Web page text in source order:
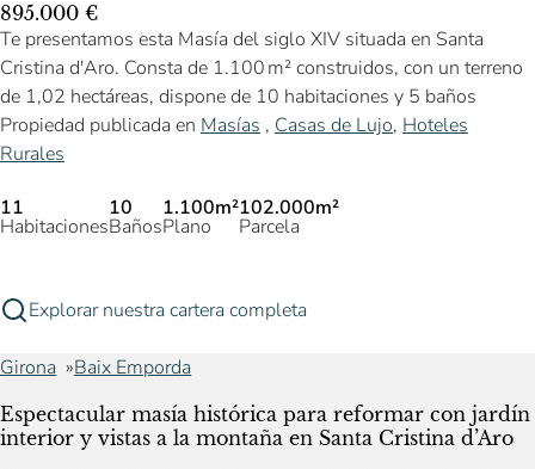
895.000 €
Te presentamos esta Masía del siglo XIV situada en Santa
Cristina d'Aro. Consta de 1.100 m² construidos, con un terreno
de 1,02 hectáreas, dispone de 10 habitaciones y 5 baños
Propiedad publicada en Masías , Casas de Lujo, Hoteles
Rurales
11
Habitaciones
10
Baños
1.100m²
Plano
102.000m²
Parcela
Explorar nuestra cartera completa
Girona Baix Emporda
Espectacular masía histórica para reformar con jardín
interior y vistas a la montaña en Santa Cristina d’Aro